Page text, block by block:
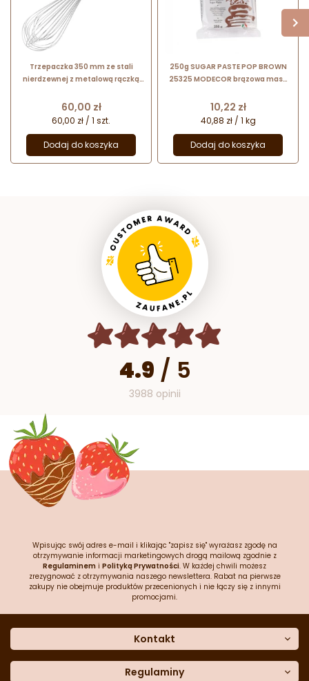
Trzepaczka 350 mm ze stali
nierdzewnej z metalową rączką
Cena
60,00 zł
60,00 zł / 1 szt.
Dodaj do koszyka
250g SUGAR PASTE POP BROWN
25325 MODECOR brązowa masa
Cena
10,22 zł
40,88 zł / 1 kg
Dodaj do koszyka
4.9 / 5
3988 opinii
Wpisując swój adres e-mail i klikając "zapisz się" wyrażasz zgodę na
otrzymywanie informacji marketingowych drogą mailową zgodnie z
Regulaminem i Polityką Prywatności. W każdej chwili możesz
zrezygnować z otrzymywania naszego newslettera. Rabat na pierwsze
zakupy nie obejmuje produktów przecenionych i nie łączy się z innymi
promocjami.
Kontakt
Dane kontaktowe
Regulaminy